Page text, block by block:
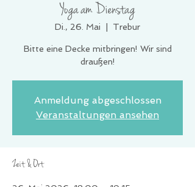
Yoga am Dienstag
Di., 26. Mai Trebur
Bitte eine Decke mitbringen! Wir sind
draußen!
Anmeldung abgeschlossen
Veranstaltungen ansehen
Zeit & Ort